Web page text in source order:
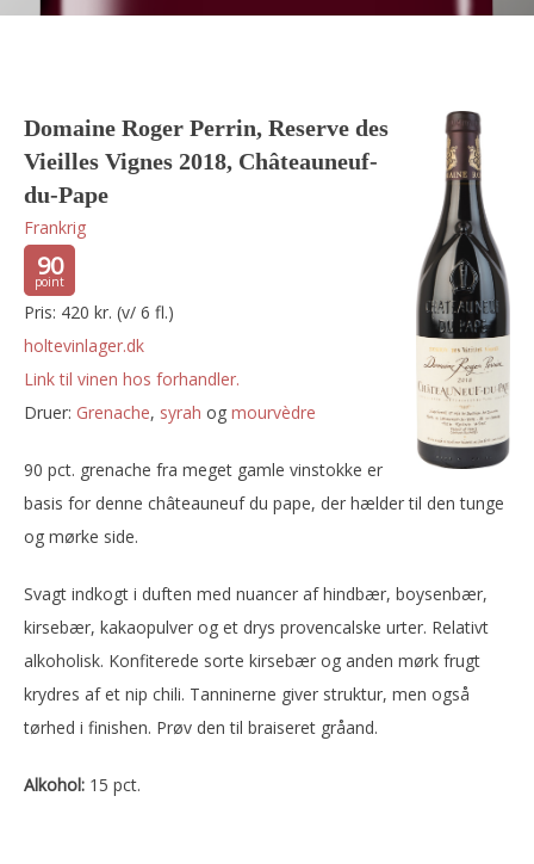
Domaine Roger Perrin, Reserve des
Vieilles Vignes 2018, Châteauneuf-
du-Pape
Frankrig
90
Pris: 420 kr. (v/ 6 fl.)
holtevinlager.dk
Link til vinen hos forhandler.
Druer:
grenache, syrah og mourvèdre
90 pct. grenache fra meget gamle vinstokke er
basis for denne châteauneuf du pape, der hælder til den tunge
og mørke side.
Svagt indkogt i duften med nuancer af hindbær, boysenbær,
kirsebær, kakaopulver og et drys provencalske urter. Relativt
alkoholisk. Konfiterede sorte kirsebær og anden mørk frugt
krydres af et nip chili. Tanninerne giver struktur, men også
tørhed i finishen. Prøv den til braiseret gråand.
Alkohol: 15 pct.